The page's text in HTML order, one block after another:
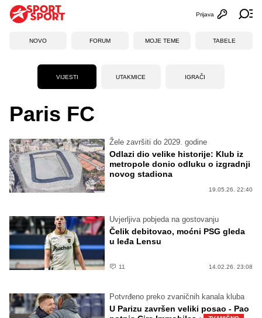
Otvori
Prijava
NOVO FORUM MOJE TEME TABELE
VIJESTI UTAKMICE IGRAČI
Paris FC
Žele završiti do 2029. godine
Odlazi dio velike historije: Klub iz
metropole donio odluku o izgradnji
novog stadiona
19.05.26. 22:40
Uvjerljiva pobjeda na gostovanju
Čelik debitovao, moćni PSG gleda
u leđa Lensu
11 14.02.26. 23:08
Potvrđeno preko zvaničnih kanala kluba
U Parizu završen veliki posao - Pao